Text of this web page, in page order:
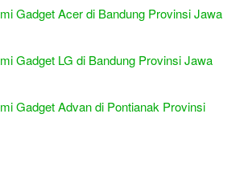
Gadget Acer di Bandung Provinsi Jawa
Gadget LG di Bandung Provinsi Jawa
Gadget Advan di Pontianak Provinsi